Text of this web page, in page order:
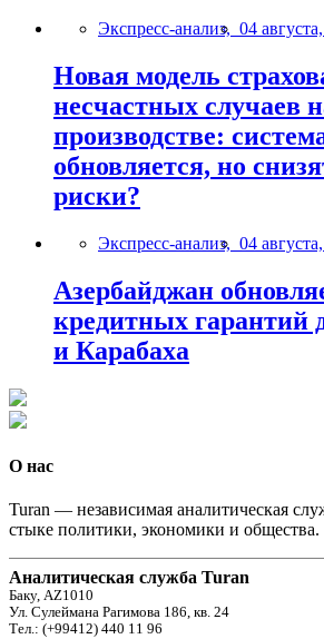
Экспресс-анализ, 04
Новая модель
несчастных случаев
производстве:
обновляется, но
риски?
Экспресс-анализ, 04
Азербайджан
кредитных гарантий
и Карабаха
О нас
Turan — независимая аналитическая
стыке политики, экономики и общества.
Аналитическая служба Turan
Баку, AZ1010
Ул. Сулеймана Рагимова 186, кв. 24
Тел.: (+99412) 440 11 96